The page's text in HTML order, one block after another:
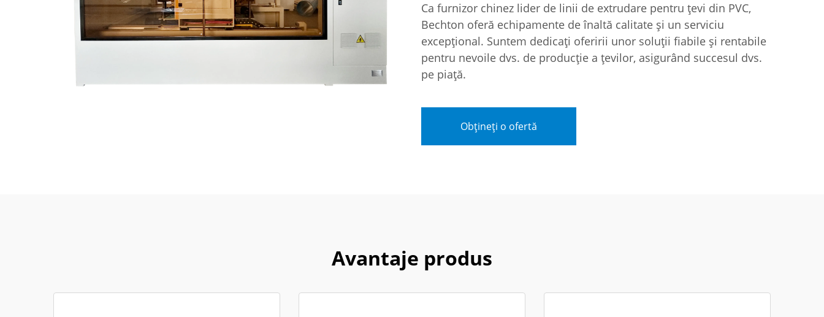
Ca furnizor chinez lider de linii de extrudare pentru țevi din PVC,
Bechton oferă echipamente de înaltă calitate și un serviciu
excepțional. Suntem dedicați oferirii unor soluții fiabile și rentabile
pentru nevoile dvs. de producție a țevilor, asigurând succesul dvs.
pe piață.
Obțineți o ofertă
Avantaje produs